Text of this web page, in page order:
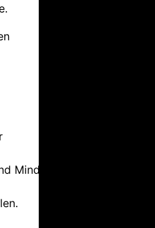
Minden an